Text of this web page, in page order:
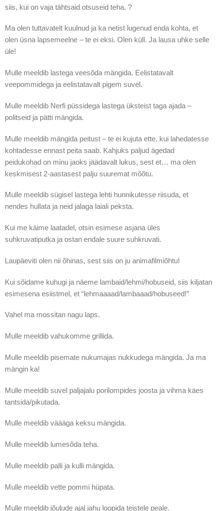
siis, kui on vaja tähtsaid otsuseid teha. ?
Ma olen tuttavatelt kuulnud ja ka netist lugenud enda kohta, et
olen üsna lapsemeelne – te ei eksi. Olen küll. Ja lausa uhke selle
üle!
Mulle meeldib lastega veesõda mängida. Eelistatavalt
veepommidega ja eelistatavalt pigem suvel.
Mulle meeldib Nerfi püssidega lastega üksteist taga ajada –
politseid ja pätti mängida.
Mulle meeldib mängida peitust – te ei kujuta ette, kui lahedatesse
kohtadesse ennast peita saab. Kahjuks paljud ägedad
peidukohad on minu jaoks jäädavalt lukus, sest et… ma olen
keskmisest 2-aastasest palju suuremat mõõtu.
Mulle meeldib sügisel lastega lehti hunnikutesse riisuda, et
nendes hullata ja neid jalaga laiali peksta.
Kui me käime laatadel, otsin esimese asjana üles
suhkruvatiputka ja ostan endale suure suhkruvati.
Laupäeviti olen nii õhinas, sest siis on ju animafilmiõhtu!
Kui sõidame kuhugi ja näeme lambaid/lehmi/hobuseid, siis kiljatan
esimesena esiistmel, et “lehmaaaad/lambaaad/hobuseed!”
Vahel ma mossitan nagu laps.
Mulle meeldib vahukomme grillida.
Mulle meeldib pisemate nukumajas nukkudega mängida. Ja ma
mängin ka!
Mulle meeldib suvel paljajalu porilompides joosta ja vihma käes
tantsida/pikutada.
Mulle meeldib väääga keksu mängida.
Mulle meeldib lumesõda teha.
Mulle meeldib palli ja kulli mängida.
Mulle meeldib vette pommi hüpata.
Mulle meeldib jõulude ajal jahu loopida teistele peale.